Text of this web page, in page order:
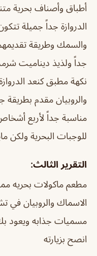
الدروازة جداً جميلة
والسمك وطريقة
جداً ولذيذ ديناميت
نكهة مطبق كنعد
والروبيان مقدم
مناسبة جداً لأربع
للوجبات البحرية ولكن
التقرير الثالث:
مطعم ماكولات بحريه
الاسماك والروبيان في
مسميات جذابه ويعود
انصح بزيارته